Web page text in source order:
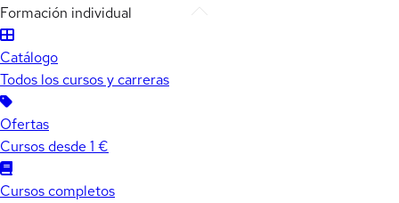
Formación individual
Catálogo
Todos los cursos y carreras
Ofertas
Cursos desde 1 €
Cursos completos